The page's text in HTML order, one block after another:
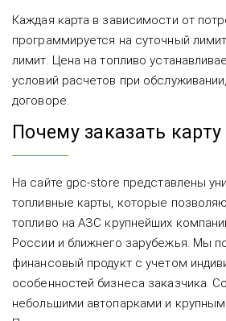
Каждая карта в зависимости от
программируется на суточный
лимит. Цена на топливо
условий расчетов при
договоре.
Почему заказать
На сайте gpc-store представлены
топливные карты, которые
топливо на АЗС крупнейших
России и ближнего зарубежья. Мы
финансовый продукт с учетом
особенностей бизнеса заказчика.
небольшими автопарками и